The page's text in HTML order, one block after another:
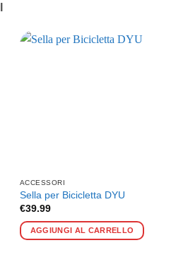
Questo
prodotto
ACCESSORI
Sella per Bicicletta DYU
€39.99
AGGIUNGI AL CARRELLO